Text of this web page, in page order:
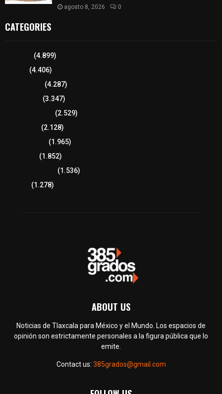
agosto 8, 2026 0
CATEGORIES
(4.899)
(4.406)
(4.287)
(3.347)
(2.529)
(2.128)
(1.965)
(1.852)
(1.536)
(1.278)
ABOUT US
Noticias de Tlaxcala para México y el Mundo. Los espacios de
opinión son estrictamente personales a la figura pública que lo
emite.
Contact us: 385grados@gmail.com